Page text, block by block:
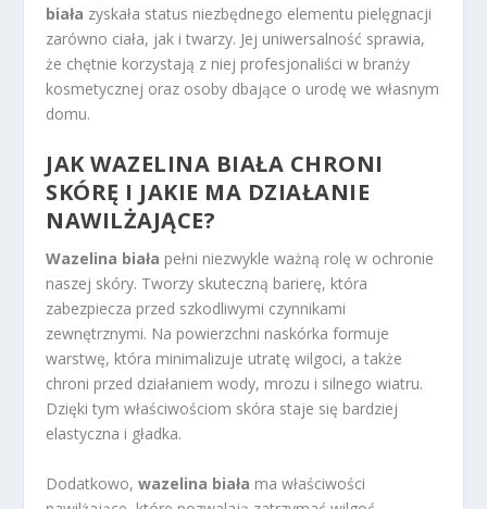
biała zyskała status niezbędnego elementu pielęgnacji
zarówno ciała, jak i twarzy. Jej uniwersalność sprawia,
że chętnie korzystają z niej profesjonaliści w branży
kosmetycznej oraz osoby dbające o urodę we własnym
domu.
JAK WAZELINA BIAŁA CHRONI
SKÓRĘ I JAKIE MA DZIAŁANIE
NAWILŻAJĄCE?
Wazelina biała pełni niezwykle ważną rolę w ochronie
naszej skóry. Tworzy skuteczną barierę, która
zabezpiecza przed szkodliwymi czynnikami
zewnętrznymi. Na powierzchni naskórka formuje
warstwę, która minimalizuje utratę wilgoci, a także
chroni przed działaniem wody, mrozu i silnego wiatru.
Dzięki tym właściwościom skóra staje się bardziej
elastyczna i gładka.
Dodatkowo,wazelina biała ma właściwości